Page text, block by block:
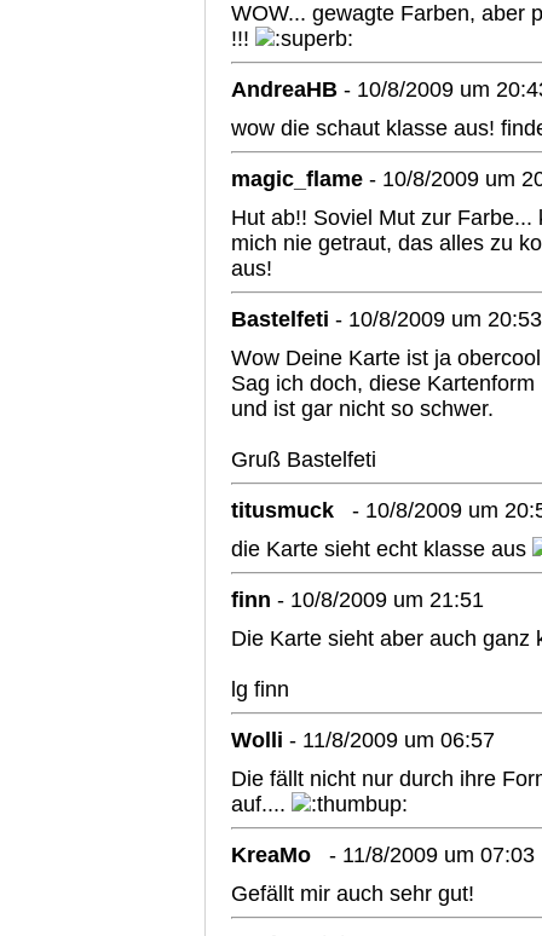
WOW... gewagte Farben, aber
!!!
AndreaHB - 10/8/2009 um
wow die schaut klasse aus!
magic_flame - 10/8/2009 um
Hut ab!! Soviel Mut zur
mich nie getraut, das alles zu
aus!
Bastelfeti - 10/8/2009 um 20:53
Wow Deine Karte ist ja
Sag ich doch, diese
und ist gar nicht so schwer.
Gruß Bastelfeti
titusmuck
- 10/8/2009 um
die Karte sieht echt klasse aus
finn - 10/8/2009 um 21:51
Die Karte sieht aber auch ganz
lg finn
Wolli - 11/8/2009 um 06:57
Die fällt nicht nur durch ihre
auf....
KreaMo
- 11/8/2009 um 07:03
Gefällt mir auch sehr gut!